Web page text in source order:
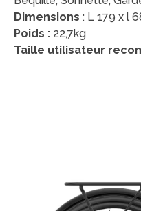
Dimensions : L 179 x l
Poids : 22,7kg
Taille utilisateur